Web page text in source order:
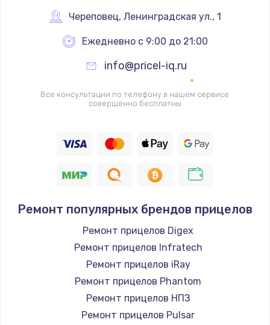
Замена термопредохранителя
700 руб.
Заказать
2500 руб.
1400 руб.
Заказать
Замена / ремонт электронного модуля
управления
600 руб.
Череповец, Ленинградская ул., 1
Ежедневно с 9:00 до 21:00
info@pricel-iq.ru
Все консультации по телефону в нашем сервисе
совершенно бесплатны
Ремонт популярных брендов прицелов
Ремонт прицелов Digex
Ремонт прицелов Infratech
Ремонт прицелов iRay
Ремонт прицелов Phantom
Ремонт прицелов НПЗ
Ремонт прицелов Pulsar